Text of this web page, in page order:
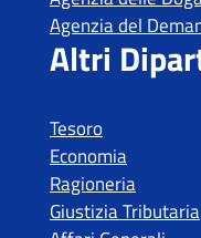
Tesoro
Economia
Ragioneria
Giustizia Tributaria